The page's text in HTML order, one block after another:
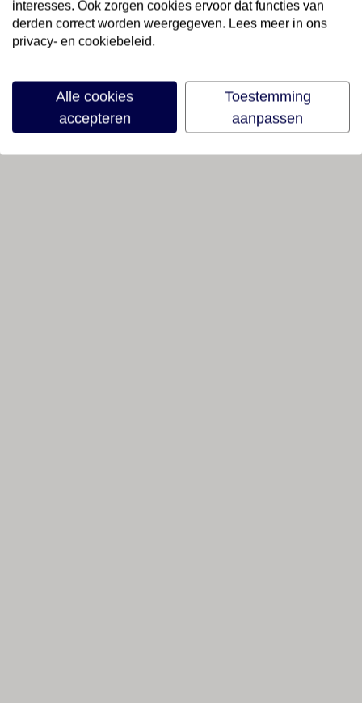
interesses. Ook zorgen cookies ervoor dat functies van
derden correct worden weergegeven. Lees meer in ons
privacy- en cookiebeleid.
Alle cookies
accepteren
Toestemming
aanpassen